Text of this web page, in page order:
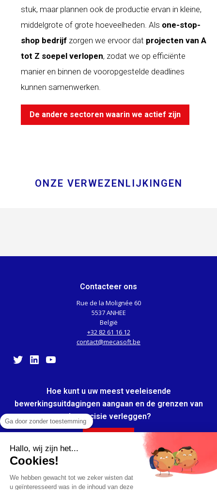
stuk, maar plannen ook de productie ervan in kleine,
middelgrote of grote hoeveelheden. Als one-stop-
shop bedrijfzorgen we ervoor dat projecten van A
tot Z soepelverlopen, zodat we op efficiënte
manier en binnen de vooropgestelde deadlines
kunnen samenwerken.
De andere sectoren waarin we actief zijn
ONZE VERWEZENLIJKINGEN
Contacteer ons
Rue de la Molignée 60
5537 ANHEE
België
+32 82 61 16 12
contact@mecasoft.be
Twitter
LinkedIn
Hoe kunt u uw meest veeleisende
bewerkingsuitdagingen aangaan en de grenzen van
de precisie verleggen?
Ontvang onze tips, trucs, whitepapers en praktijkvoorbeelden!
Ga door zonder toestemming
Hallo, wij zijn het...
Cookies!
We hebben gewacht tot we zeker wisten dat
u geïnteresseerd was in de inhoud van deze